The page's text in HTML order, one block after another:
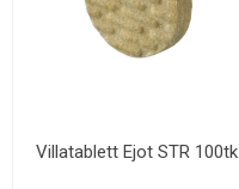
Villatablett Ejot STR 100tk